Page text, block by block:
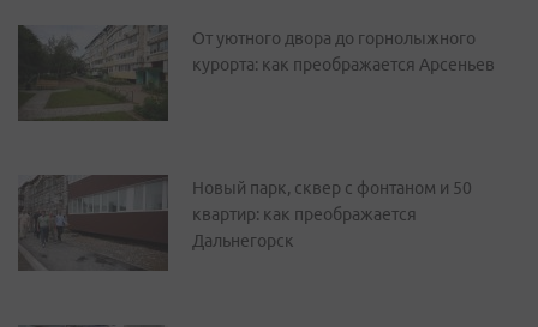
От уютного двора до горнолыжного
курорта: как преображается Арсеньев
Новый парк, сквер с фонтаном и 50
квартир: как преображается
Дальнегорск